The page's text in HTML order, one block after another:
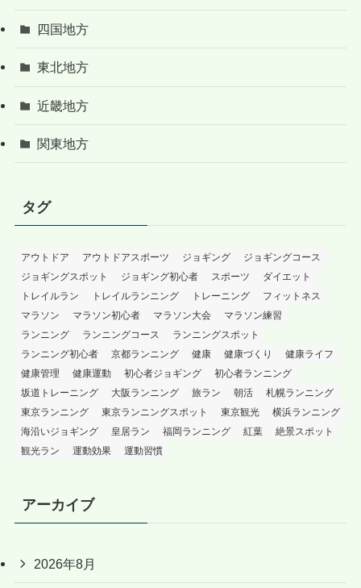
四国地方
東北地方
近畿地方
関東地方
タグ
アウトドア アウトドアスポーツ ジョギング
ジョギングコース
ジョギングスポット
ジョギング初心者 スポーツ
ダイエット
トレイルラン
トレイルランニング トレーニング
フィットネス
マラソン
マラソン初心者 マラソン大会
マラソン練習
ランニング
ランニングコース
ランニングスポット
ランニング初心者
京都ランニング 健康 健康づくり
健康ライフ
健康管理
健康運動 初心者ジョギング
初心者ランニング
坂道トレーニング
大阪ランニング 旅ラン 朝活
札幌ランニング
東京ランニング
東京ランニングスポット 東京観光
横浜ランニング
海沿いジョギング
皇居ラン 福岡ランニング 紅葉
絶景スポット
観光ラン
運動効果 運動習慣
アーカイブ
2026年8月